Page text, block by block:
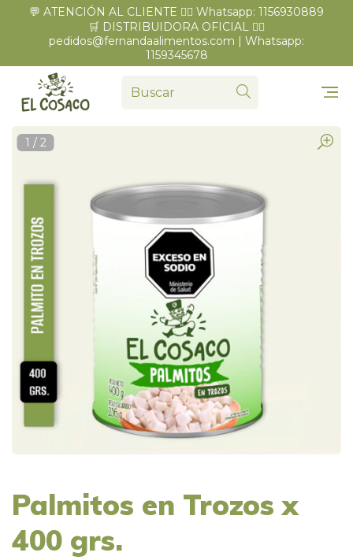
💬 ATENCIÓN AL CLIENTE 👉🏼 Whatsapp: 1156930889
🛒 DISTRIBUIDORA OFICIAL 👉🏼
pedidos@fernandaalimentos.com | Whatsapp:
1159345678
Palmitos en Trozos x
400 grs.
1 / 2